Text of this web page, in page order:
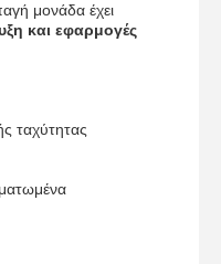
μονάδα έχει
και εφαρμογές
ταχύτητας